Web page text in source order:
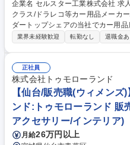
企業名 セルスター工業株式会社 求人名 【仙台/法人営業】国内シェアTOP
クラス/ドラレコ等カー用品メーカー/未経験可 仕事の内
ダートップシェアの当社でカー用
ブレコーダーやレーダー探知機等
り） 【特徴】 転勤無し、残業も少
歴に関係なく、頑張り次第で上は
っているため、社員同士の助け合
けます。 募集職種 【仙台/法人営業】国内シェアTOPクラス/ドラレコ等カ
ー用品メーカー/未経験可
業界未経験歓迎 転勤なし 退職金あ
正社員
株式会社トゥモローランド
【仙台/販売職(ウィメン
ンド:トゥモローランド 販
アクセサリー/インテリア)
月給26万円以上